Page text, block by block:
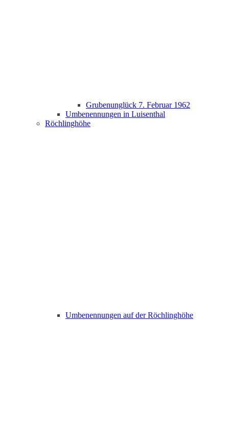
Grubenunglück 7. Februar 1962
Umbenennungen in Luisenthal
Röchlinghöhe
Umbenennungen auf der Röchlinghöhe